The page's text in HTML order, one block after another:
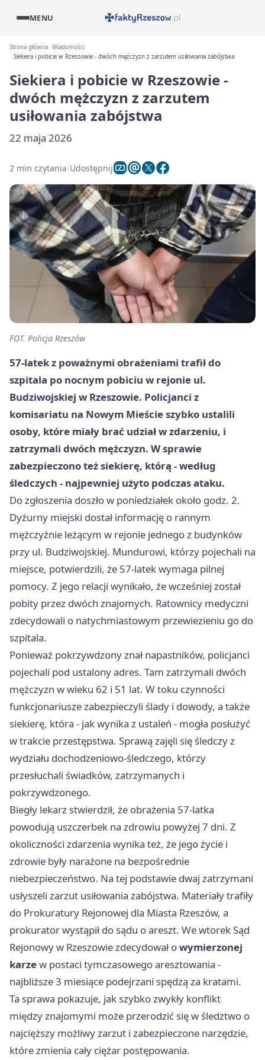
MENU
Strona główna Wiadomości
Siekiera i pobicie w Rzeszowie - dwóch mężczyzn z zarzutem usiłowania zabójstwa
Siekiera i pobicie w Rzeszowie -
dwóch mężczyzn z zarzutem
usiłowania zabójstwa
22 maja 2026
2 min czytania Udostępnij
FOT. Policja Rzeszów
57-latek z poważnymi obrażeniami trafił do
szpitala po nocnym pobiciu w rejonie ul.
Budziwojskiej w Rzeszowie. Policjanci z
komisariatu na Nowym Mieście szybko ustalili
osoby, które miały brać udział w zdarzeniu, i
zatrzymali dwóch mężczyzn. W sprawie
zabezpieczono też siekierę, którą - według
śledczych - najpewniej użyto podczas ataku.
Do zgłoszenia doszło w poniedziałek około godz. 2.
Dyżurny miejski dostał informację o rannym
mężczyźnie leżącym w rejonie jednego z budynków
przy ul. Budziwojskiej. Mundurowi, którzy pojechali na
miejsce, potwierdzili, że 57-latek wymaga pilnej
pomocy. Z jego relacji wynikało, że wcześniej został
pobity przez dwóch znajomych. Ratownicy medyczni
zdecydowali o natychmiastowym przewiezieniu go do
szpitala.
Ponieważ pokrzywdzony znał napastników, policjanci
pojechali pod ustalony adres. Tam zatrzymali dwóch
mężczyzn w wieku 62 i 51 lat. W toku czynności
funkcjonariusze zabezpieczyli ślady i dowody, a także
siekierę, która - jak wynika z ustaleń - mogła posłużyć
w trakcie przestępstwa. Sprawą zajęli się śledczy z
wydziału dochodzeniowo-śledczego, którzy
przesłuchali świadków, zatrzymanych i
pokrzywdzonego.
Biegły lekarz stwierdził, że obrażenia 57-latka
powodują uszczerbek na zdrowiu powyżej 7 dni. Z
okoliczności zdarzenia wynika też, że jego życie i
zdrowie były narażone na bezpośrednie
niebezpieczeństwo. Na tej podstawie dwaj zatrzymani
usłyszeli zarzut usiłowania zabójstwa. Materiały trafiły
do Prokuratury Rejonowej dla Miasta Rzeszów, a
prokurator wystąpił do sądu o areszt. We wtorek Sąd
Rejonowy w Rzeszowie zdecydował owymierzonej
karzew postaci tymczasowego aresztowania -
najbliższe 3 miesiące podejrzani spędzą za kratami.
Ta sprawa pokazuje, jak szybko zwykły konflikt
między znajomymi może przerodzić się w śledztwo o
najcięższy możliwy zarzut i zabezpieczone narzędzie,
które zmienia cały ciężar postępowania.